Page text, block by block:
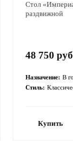
Стол
раздвижной
48 750
Назначение: В
Стиль:
Купить